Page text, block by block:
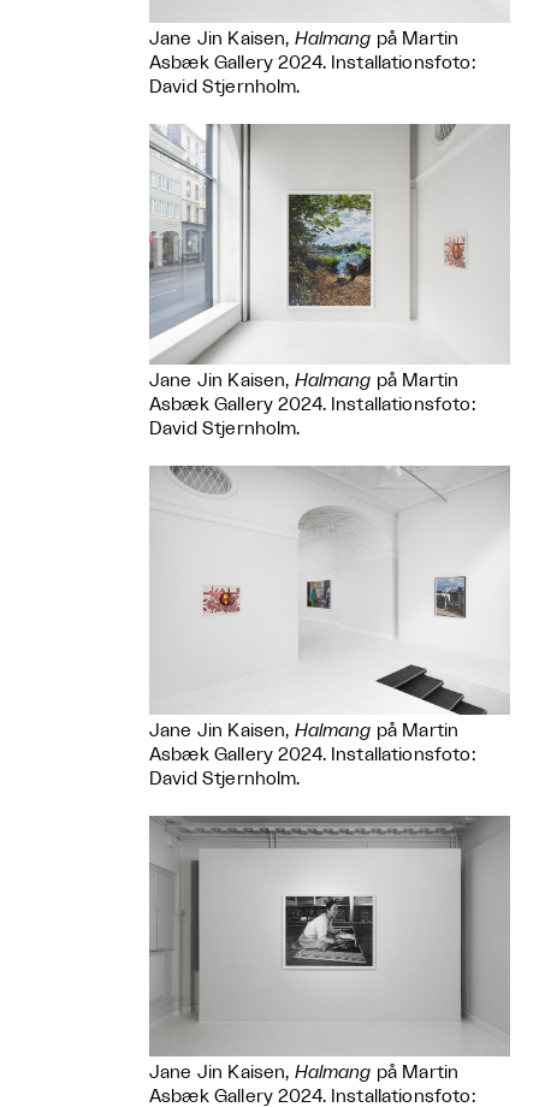
Jane Jin Kaisen, Halmang på Martin
Asbæk Gallery 2024. Installationsfoto:
David Stjernholm.
Jane Jin Kaisen, Halmang på Martin
Asbæk Gallery 2024. Installationsfoto:
David Stjernholm.
Jane Jin Kaisen, Halmang på Martin
Asbæk Gallery 2024. Installationsfoto:
David Stjernholm.
Jane Jin Kaisen, Halmang på Martin
Asbæk Gallery 2024. Installationsfoto: